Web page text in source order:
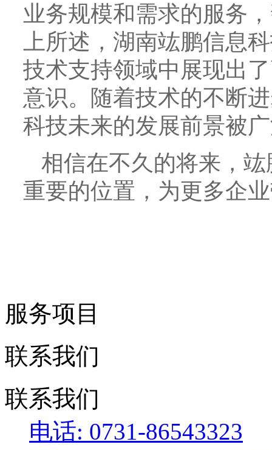
业务规模和需求的服务
上所述，湖南竑鹏信息
技术支持领域中展现出
意识。随着技术的不断
科技未来的发展前景被
相信在不久的将来，
重要的位置，为更多企
服务项目
联系我们
联系我们
电话: 0731-86543323